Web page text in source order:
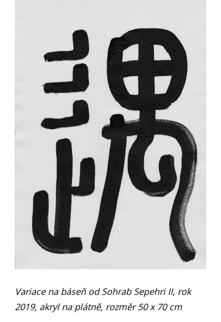
Variace na báseň od Sohrab Sepehri II, rok
2019, akryl na plátně, rozměr 50 x 70 cm